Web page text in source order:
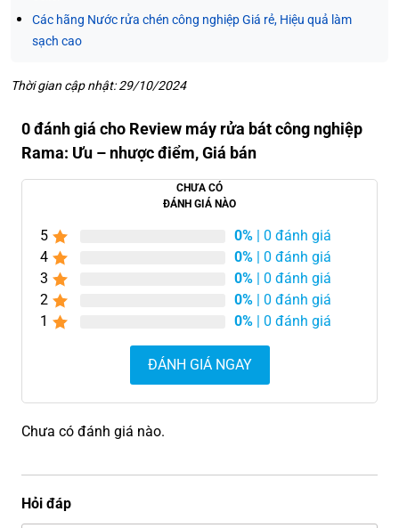
Các hãng Nước rửa chén công nghiệp Giá rẻ, Hiệu quả làm
sạch cao
Thời gian cập nhật: 29/10/2024
0 đánh giá cho Review máy rửa bát công nghiệp
Rama: Ưu – nhược điểm, Giá bán
CHƯA CÓ
ĐÁNH GIÁ NÀO
5 0% | 0 đánh giá
4
0% | 0 đánh giá
3
0% | 0 đánh giá
2
0% | 0 đánh giá
1
0% | 0 đánh giá
ĐÁNH GIÁ NGAY
Chưa có đánh giá nào.
Hỏi đáp